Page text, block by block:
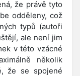
že právě tyto
odděleny, což
typů (autoři
ale není jim
v této vzácné
několik
že se spojené